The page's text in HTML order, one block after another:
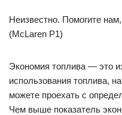
Неизвестно. Помогите
(McLaren P1)
Экономия топлива — это
использования топлива,
можете проехать с
Чем выше показатель